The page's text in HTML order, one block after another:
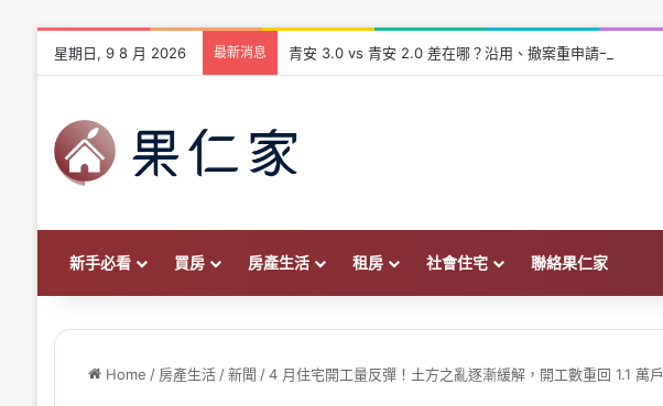
星期日, 9 8 月 2026 最新消息 青安 3.0 vs 青安 2.0 差在哪？沿用、撤案重申請一次看
新手必看 買房 房產生活 租房 社會住宅 聯絡果仁家
Home / 房產生活 / 新聞 / 4 月住宅開工量反彈！土方之亂逐漸緩解，開工數重回 1.1 萬戶